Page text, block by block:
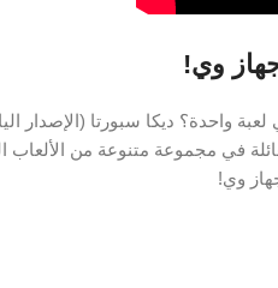
واحدة؟ ديكا سبورتا (الإصدار
في مجموعة متنوعة من الألعاب
وي!